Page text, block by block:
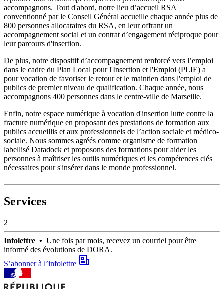
accompagnons. Tout d'abord, notre lieu d’accueil RSA
conventionné par le Conseil Général accueille chaque année plus de
800 personnes allocataires du RSA, en leur offrant un
accompagnement social et un contrat d’engagement réciproque pour
leur parcours d'insertion.
De plus, notre dispositif d’accompagnement renforcé vers l’emploi
dans le cadre du Plan Local pour l'Insertion et l'Emploi (PLIE) a
pour vocation de favoriser le retour et le maintien dans l'emploi de
publics de premier niveau de qualification. Chaque année, nous
accompagnons 400 personnes dans le centre-ville de Marseille.
Enfin, notre espace numérique à vocation d'insertion lutte contre la
fracture numérique en proposant des prestations de formation aux
publics accueillis et aux professionnels de l’action sociale et médico-
sociale. Nous sommes agréés comme organisme de formation
labellisé Datadock et proposons des formations pour aider les
personnes à maîtriser les outils numériques et les compétences clés
nécessaires pour s'insérer dans le monde professionnel.
Services
2
Infolettre • Une fois par mois, recevez un courriel pour être
informé des évolutions de DORA.
S’abonner à l’infolettre